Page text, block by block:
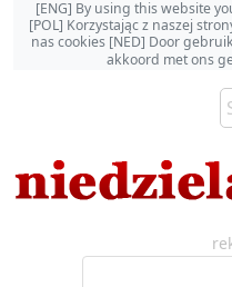
[ENG] By using this website
[POL] Korzystając z naszej
nas cookies [NED] Door
akkoord met ons